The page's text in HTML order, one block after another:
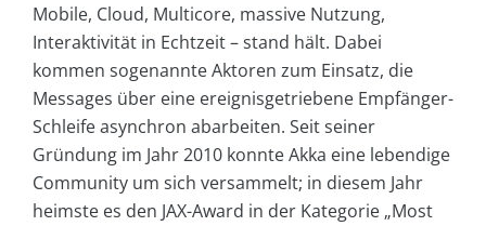
Mobile, Cloud, Multicore, massive Nutzung,
Interaktivität in Echtzeit – stand hält. Dabei
kommen sogenannte Aktoren zum Einsatz, die
Messages über eine ereignisgetriebene Empfänger-
Schleife asynchron abarbeiten. Seit seiner
Gründung im Jahr 2010 konnte Akka eine lebendige
Community um sich versammelt; in diesem Jahr
heimste es den JAX-Award in der Kategorie „Most